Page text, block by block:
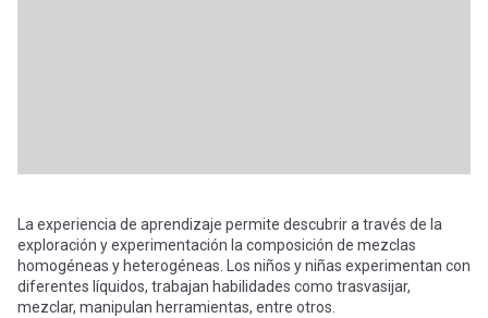
La experiencia de aprendizaje permite descubrir a través de la
exploración y experimentación la composición de mezclas
homogéneas y heterogéneas. Los niños y niñas experimentan con
diferentes líquidos, trabajan habilidades como trasvasijar,
mezclar, manipulan herramientas, entre otros.